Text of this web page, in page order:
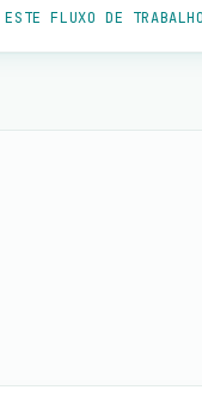
ESTE FLUXO DE